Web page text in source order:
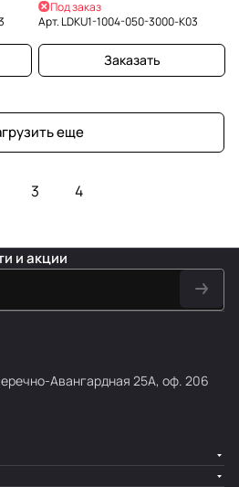
Под заказ
Арт. LDKU1-1004-050-3000-K03
Заказать
еще
3 4
и акции
Авангардная 25А, оф. 206